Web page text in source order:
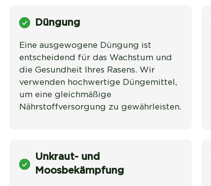
Düngung
Eine ausgewogene Düngung ist
entscheidend für das Wachstum und
die Gesundheit Ihres Rasens. Wir
verwenden hochwertige Düngemittel,
um eine gleichmäßige
Nährstoffversorgung zu gewährleisten.
Unkraut- und
Moosbekämpfung